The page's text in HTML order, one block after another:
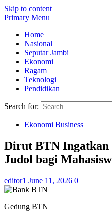
Skip to content
Primary Menu
Home
Nasional
Seputar Jambi
Ekonomi
Ragam
Teknologi
Pendidikan
Search for:
Ekonomi Business
Dirut BTN Ingatkan
Judol bagi
editor1 June 11, 2026 0
Gedung BTN